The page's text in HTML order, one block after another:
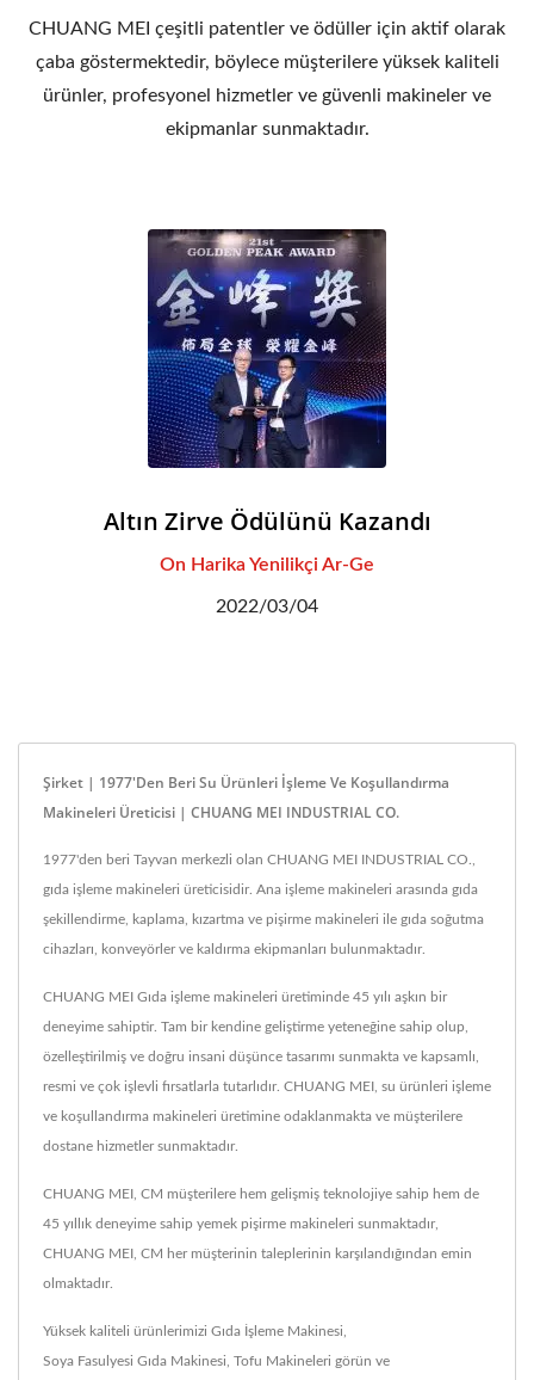
CHUANG MEI çeşitli patentler ve ödüller için aktif olarak
çaba göstermektedir, böylece müşterilere yüksek kaliteli
ürünler, profesyonel hizmetler ve güvenli makineler ve
ekipmanlar sunmaktadır.
Altın Zirve Ödülünü Kazandı
On Harika Yenilikçi Ar-Ge
2022/03/04
Şirket | 1977'den Beri Su Ürünleri İşleme Ve Koşullandırma
Makineleri Üreticisi | CHUANG MEI INDUSTRIAL CO.
1977'den beri Tayvan merkezli olan CHUANG MEI INDUSTRIAL CO.,
gıda işleme makineleri üreticisidir. Ana işleme makineleri arasında gıda
şekillendirme, kaplama, kızartma ve pişirme makineleri ile gıda soğutma
cihazları, konveyörler ve kaldırma ekipmanları bulunmaktadır.
CHUANG MEI Gıda işleme makineleri üretiminde 45 yılı aşkın bir
deneyime sahiptir. Tam bir kendine geliştirme yeteneğine sahip olup,
özelleştirilmiş ve doğru insani düşünce tasarımı sunmakta ve kapsamlı,
resmi ve çok işlevli fırsatlarla tutarlıdır. CHUANG MEI, su ürünleri işleme
ve koşullandırma makineleri üretimine odaklanmakta ve müşterilere
dostane hizmetler sunmaktadır.
CHUANG MEI, CM müşterilere hem gelişmiş teknolojiye sahip hem de
45 yıllık deneyime sahip yemek pişirme makineleri sunmaktadır,
CHUANG MEI, CM her müşterinin taleplerinin karşılandığından emin
olmaktadır.
Yüksek kaliteli ürünlerimizi Gıda İşleme Makinesi
Soya Fasulyesi Gıda Makinesi Tofu Makineleri görün ve